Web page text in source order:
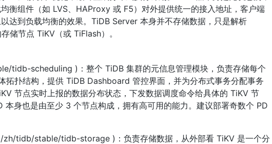
衡组件（如 LVS、HAProxy 或 F5）对外提供统一的接入地址，客户端
达到负载均衡的效果。TiDB Server 本身并不存储数据，只是解析
储节点 TiKV（或 TiFlash）。
scheduling )：整个 TiDB 集群的元信息管理模块，负责存储每个
拓扑结构，提供 TiDB Dashboard 管控界面，并为分布式事务分配事务
节点实时上报的数据分布状态，下发数据调度命令给具体的 TiKV 节
本身也是由至少 3 个节点构成，拥有高可用的能力。建议部署奇数个 PD
tidb/stable/tidb-storage )：负责存储数据，从外部看 TiKV 是一个分